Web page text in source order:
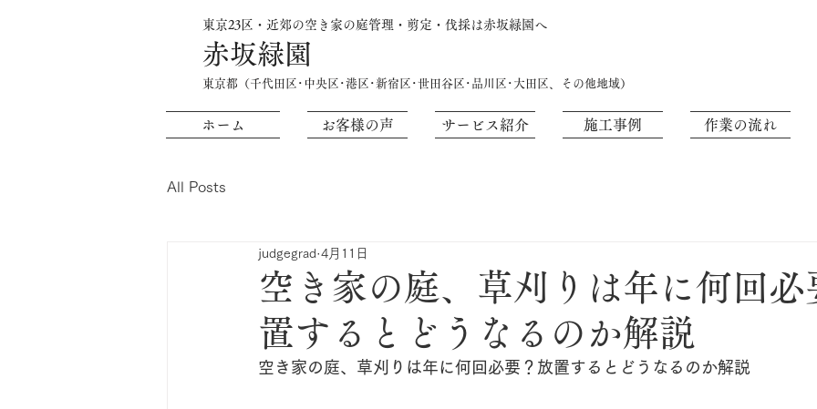
東京23区・近郊の空き家の庭管理・剪定・伐採は赤坂緑園へ
赤坂緑園
​東京都（千代田区･中央区･港区･新宿区･世田谷区･品川区･大田区、その他地域）
ホーム お客様の声 サービス紹介 施工事例 作業の流れ
All Posts
空き家の庭、草刈りは年に何回必
置するとどうなるのか解説
judgegrad 4月11日
空き家の庭、草刈りは年に何回必要？放置するとどうなるのか解説